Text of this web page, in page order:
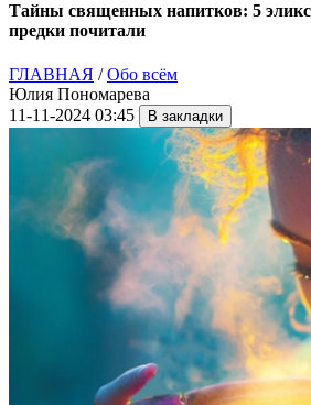
Тайны священных напитков: 5
предки почитали
ГЛАВНАЯ /Обо всём
Юлия Пономарева
11-11-2024 03:45